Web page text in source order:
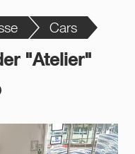
Cars
"Atelier"